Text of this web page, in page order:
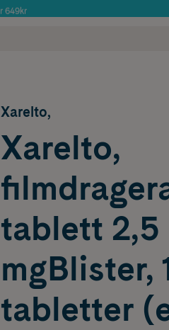
649kr
Xarelto,
Xarelto,
tablett 2,5
mgBlister,
tabletter